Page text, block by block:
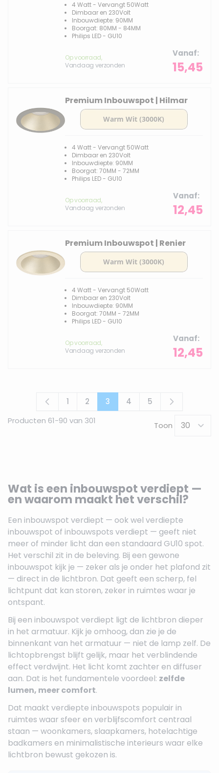
4 Watt - Vervangt 50Watt
Dimbaar en 230Volt
Inbouwdiepte: 90MM
Boorgat: 80MM - 84MM
Philips LED - GU10
Op voorraad,
Vandaag verzonden
Vanaf
15,45
Premium Inbouwspot | Hilmar
4 Watt - Vervangt 50Watt
Dimbaar en 230Volt
Inbouwdiepte: 90MM
Boorgat: 70MM - 72MM
Philips LED - GU10
Op voorraad,
Vandaag verzonden
Vanaf
12,45
Premium Inbouwspot | Renier
4 Watt - Vervangt 50Watt
Dimbaar en 230Volt
Inbouwdiepte: 90MM
Boorgat: 70MM - 72MM
Philips LED - GU10
Op voorraad,
Vandaag verzonden
Vanaf
12,45
Producten 61-90 van 301
Pagina
1 Pagina
2 U lees momenteel pagina
3 Pagina
4 Pagina
5
Toon
Wat is een inbouwspot verdiept —
en waarom maakt het verschil?
Een inbouwspot verdiept — ook wel verdiepte
inbouwspot of inbouwspots verdiept — geeft niet
meer of minder licht dan een standaard GU10 spot.
Het verschil zit in de beleving. Bij een gewone
inbouwspot kijk je — zeker als je onder het plafond zit
— direct in de lichtbron. Dat geeft een scherp, fel
lichtpunt dat kan storen, zeker in ruimtes waar je
ontspant.
Bij een inbouwspot verdiept ligt de lichtbron dieper
in het armatuur. Kijk je omhoog, dan zie je de
binnenkant van het armatuur — niet de lamp zelf. De
lichtopbrengst blijft gelijk, maar het verblindende
effect verdwijnt. Het licht komt zachter en diffuser
aan. Dat is het fundamentele voordeel: zelfde
lumen, meer comfort.
Dat maakt verdiepte inbouwspots populair in
ruimtes waar sfeer en verblijfscomfort centraal
staan — woonkamers, slaapkamers, hotelachtige
badkamers en minimalistische interieurs waar elke
lichtbron bewust gekozen is.